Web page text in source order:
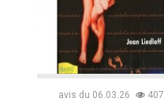
avis du 06.03.26 407